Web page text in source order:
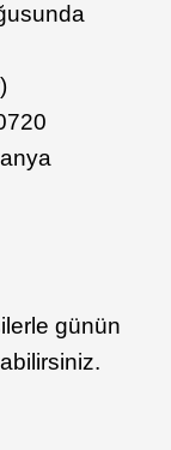
günün